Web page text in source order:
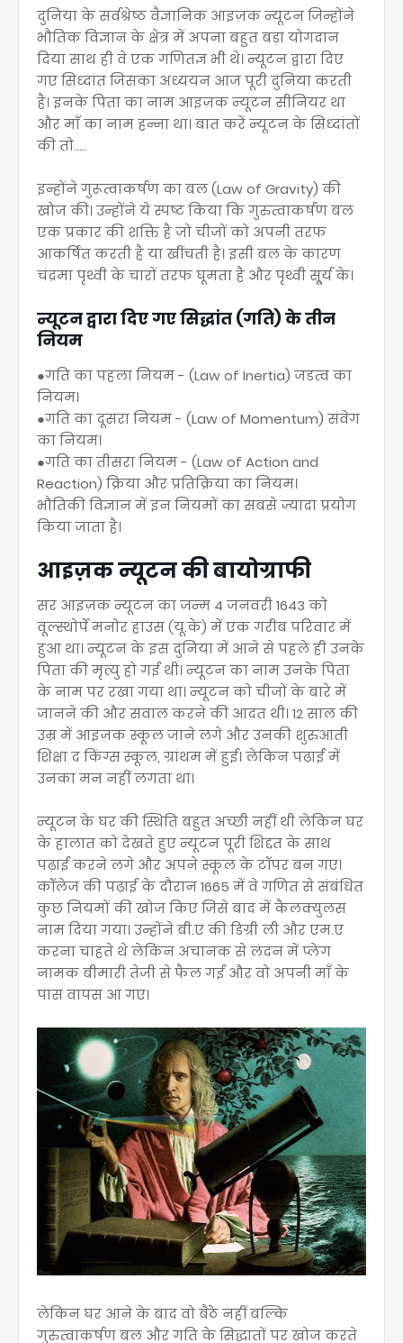
दुनिया के सर्वश्रेष्ठ वैज्ञानिक आइज़क न्यूटन जिन्होंने
भौतिक विज्ञान के क्षेत्र में अपना बहुत बड़ा योगदान
दिया साथ ही वे एक गणितज्ञ भी थे। न्यूटन द्वारा दिए
गए सिध्दांत जिसका अध्ययन आज पूरी दुनिया करती
है। इनके पिता का नाम आइज़क न्यूटन सीनियर था
और माँ का नाम हन्ना था। बात करें न्यूटन के सिध्दांतों
की तो.....
इन्होंने गुरूत्वाकर्षण का बल (Law of Gravity) की
खोज की। उन्होंने ये स्पष्ट किया कि गुरुत्वाकर्षण बल
एक प्रकार की शक्ति है जो चीजों को अपनी तरफ
आकर्षित करती है या खींचती है। इसी बल के कारण
चंद्रमा पृथ्वी के चारों तरफ घूमता है और पृथ्वी सू्र्य के।
न्यूटन द्वारा दिए गए सिद्धांत (गति) के तीन
नियम
●गति का पहला नियम - (Law of Inertia) जडत्व का
नियम।
●गति का दूसरा नियम - (Law of Momentum) संवेग
का नियम।
●गति का तीसरा नियम - (Law of Action and
Reaction) क्रिया और प्रतिक्रिया का नियम।
भौतिकी विज्ञान में इन नियमों का सबसे ज्यादा प्रयोग
किया जाता है।
आइज़क न्यूटन की बायोग्राफी
सर आइज़क न्यूटन का जन्म 4 जनवरी 1643 को
वूल्स्थोर्पे मनोर हाउस (यू.के) में एक गरीब परिवार में
हुआ था। न्यूटन के इस दुनिया में आने से पहले ही उनके
पिता की मृत्यु हो गई थी। न्यूटन का नाम उनके पिता
के नाम पर रखा गया था। न्यूटन को चीजों के बारे में
जानने की और सवाल करने की आदत थी। 12 साल की
उम्र में आइज़क स्कूल जाने लगे और उनकी शुरुआती
शिक्षा द किंग्स स्कूल, ग्रांथम में हुई। लेकिन पढ़ाई में
उनका मन नहीं लगता था।
न्यूटन के घर की स्थिति बहुत अच्छी नहीं थी लेकिन घर
के हालात को देखते हुए न्यूटन पूरी शिद्दत के साथ
पढ़ाई करने लगे और अपने स्कूल के टॉपर बन गए।
कॉलेज की पढ़ाई के दौरान 1665 में वे गणित से संबंधित
कुछ नियमों की खोज किए जिसे बाद में कैलक्युलस
नाम दिया गया। उन्होंने बी.ए की डिग्री ली और एम.ए
करना चाहते थे लेकिन अचानक से लंदन में प्लेग
नामक बीमारी तेजी से फैल गई और वो अपनी माँ के
पास वापस आ गए।
लेकिन घर आने के बाद वो बैठे नहीं बल्कि
गुरुत्वाकर्षण बल और गति के सिद्धातों पर खोज करते